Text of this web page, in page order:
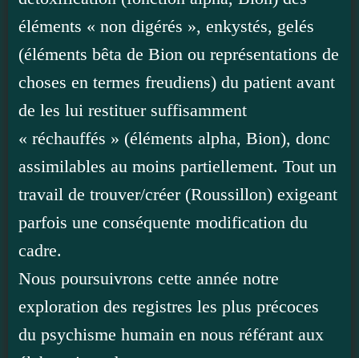
éléments « non digérés », enkystés, gelés
(éléments bêta de Bion ou représentations de
choses en termes freudiens) du patient avant
de les lui restituer suffisamment
« réchauffés » (éléments alpha, Bion), donc
assimilables au moins partiellement. Tout un
travail de trouver/créer (Roussillon) exigeant
parfois une conséquente modification du
cadre.
Nous poursuivrons cette année notre
exploration des registres les plus précoces
du psychisme humain en nous référant aux